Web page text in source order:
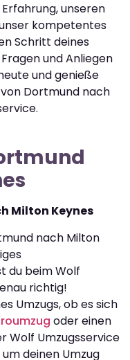
unseren
kompetentes
Schritt deines
und Anliegen
und genieße
Dortmund nach
Milton Keynes
nach Milton
du beim Wolf
richtig!
Umzugs, ob es sich
oder einen
Wolf Umzugsservice
deinen Umzug